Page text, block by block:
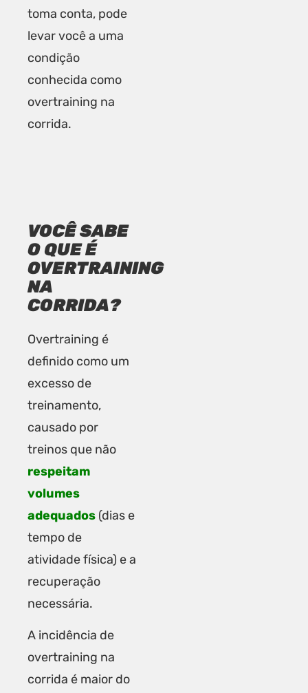
toma conta, pode
levar você a uma
condição
conhecida como
overtraining na
corrida.
VOCÊ SABE
O QUE É
OVERTRAINING
NA
CORRIDA?
Overtraining é
definido como um
excesso de
treinamento,
causado por
treinos que não
respeitam
volumes
adequados(dias e
tempo de
atividade física) e a
recuperação
necessária.
A incidência de
overtraining na
corrida é maior do